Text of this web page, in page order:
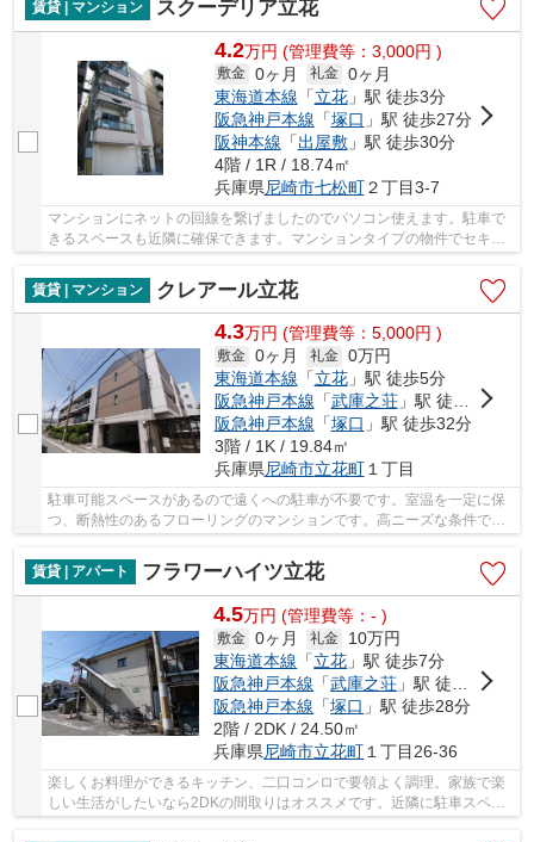
賃貸 | マンション スクーデリア立花
4.2万円 (管理費等：3,000円 )
敷金 0ヶ月 礼金 0ヶ月
東海道本線 「立花」駅 徒歩3分
阪急神戸本線 「塚口 」駅 徒歩27分
阪神本線 「出屋敷」駅 徒歩30分
4階 / 1R / 18.74㎡
兵庫県尼崎市七松町２丁目3-7
マンションにネットの回線を繋げましたのでパソコン使えます。駐車で
きるスペースも近隣に確保できます。マンションタイプの物件でセキュ
リティ面も充実してます。畳よりも傷がつきに...
賃貸 | マンション
クレアール立花
4.3万円 (管理費等：5,000円 )
敷金 0ヶ月 礼金 0万円
東海道本線 「立花」駅 徒歩5分
阪急神戸本線 「武庫之荘」駅 徒歩25分
阪急神戸本線 「塚口 」駅 徒歩32分
3階 / 1K / 19.84㎡
兵庫県尼崎市立花町１丁目
駐車可能スペースがあるので遠くへの駐車が不要です。室温を一定に保
つ、断熱性のあるフローリングのマンションです。高ニーズな条件であ
賃貸 | アパート
フラワーハイツ立花
4.5万円 (管理費等：- )
敷金 0ヶ月 礼金
10万円
東海道本線 「立花 」駅 徒歩7分
阪急神戸本線 「武庫之荘 」駅 徒歩25分
阪急神戸本線 「塚口 」駅 徒歩28分
2階 / 2DK / 24.50㎡
兵庫県尼崎市立花町１丁目26-36
楽しくお料理ができるキッチン、二口コンロで要領よく調理。家族で楽
しい生活がしたいなら2DKの間取りはオススメです。近隣に駐車スペー